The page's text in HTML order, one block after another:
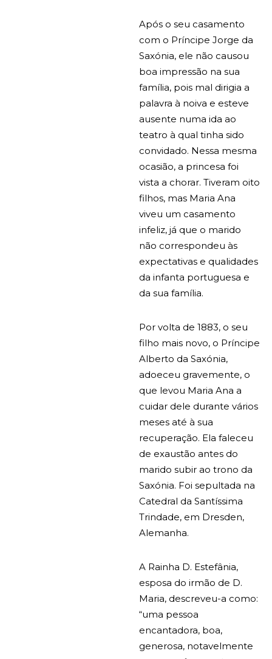
Após o seu casamento
com o Príncipe Jorge da
Saxónia, ele não causou
boa impressão na sua
família, pois mal dirigia a
palavra à noiva e esteve
ausente numa ida ao
teatro à qual tinha sido
convidado. Nessa mesma
ocasião, a princesa foi
vista a chorar. Tiveram oito
filhos, mas Maria Ana
viveu um casamento
infeliz, já que o marido
não correspondeu às
expectativas e qualidades
da infanta portuguesa e
da sua família.
Por volta de 1883, o seu
filho mais novo, o Príncipe
Alberto da Saxónia,
adoeceu gravemente, o
que levou Maria Ana a
cuidar dele durante vários
meses até à sua
recuperação. Ela faleceu
de exaustão antes do
marido subir ao trono da
Saxónia. Foi sepultada na
Catedral da Santíssima
Trindade, em Dresden,
Alemanha.
A Rainha D. Estefânia,
esposa do irmão de D.
Maria, descreveu-a como:
“uma pessoa
encantadora, boa,
generosa, notavelmente